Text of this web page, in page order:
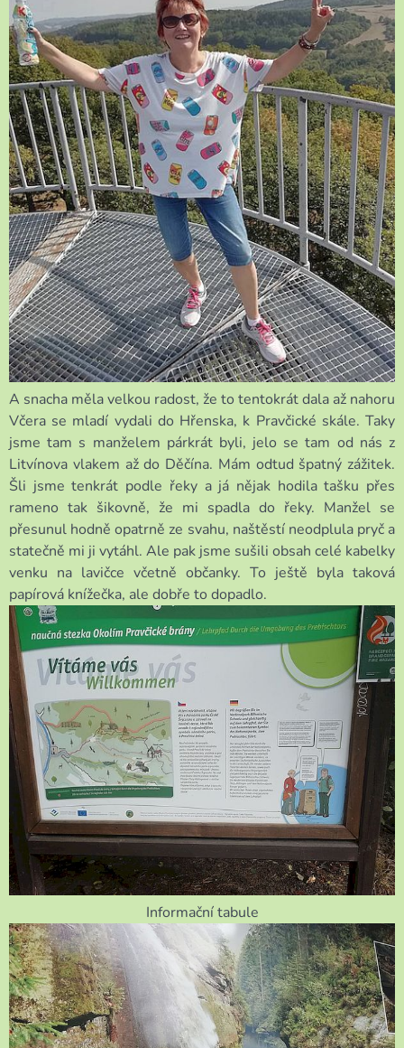
A snacha měla velkou radost, že to tentokrát dala až nahoru
Včera se mladí vydali do Hřenska, k Pravčické skále. Taky
jsme tam s manželem párkrát byli, jelo se tam od nás z
Litvínova vlakem až do Děčína. Mám odtud špatný zážitek.
Šli jsme tenkrát podle řeky a já nějak hodila tašku přes
rameno tak šikovně, že mi spadla do řeky. Manžel se
přesunul hodně opatrně ze svahu, naštěstí neodplula pryč a
statečně mi ji vytáhl. Ale pak jsme sušili obsah celé kabelky
venku na lavičce včetně občanky. To ještě byla taková
papírová knížečka, ale dobře to dopadlo.
Informační tabule